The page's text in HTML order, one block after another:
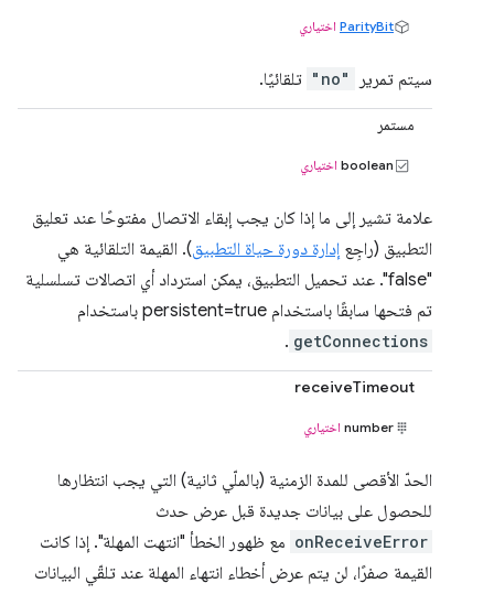
ParityBit اختياري
سيتم تمرير "no" تلقائيًا.
مستمر
boolean اختياري
علامة تشير إلى ما إذا كان يجب إبقاء الاتصال مفتوحًا عند تعليق
التطبيق (راجِع إدارة دورة حياة التطبيق). القيمة التلقائية هي
"false". عند تحميل التطبيق، يمكن استرداد أي اتصالات تسلسلية
تم فتحها سابقًا باستخدام persistent=true باستخدام
getConnections
.
receiveTimeout
number اختياري
الحدّ الأقصى للمدة الزمنية (بالملّي ثانية) التي يجب انتظارها
للحصول على بيانات جديدة قبل عرض حدث
onReceiveError مع ظهور الخطأ "انتهت المهلة". إذا كانت
القيمة صفرًا، لن يتم عرض أخطاء انتهاء المهلة عند تلقّي البيانات